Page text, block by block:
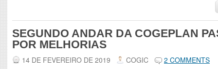
SEGUNDO ANDAR DA COGEPLAN
POR MELHORIAS
14 DE FEVEREIRO DE 2019 COGIC 2 COMMENTS